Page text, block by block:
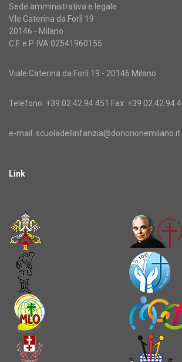
Sede amministrativa e legale
V.le Caterina da Forlì 19
20146 - Milano
C.F. e P. IVA 02541960155
Viale Caterina da Forlì 19 - 20146 Milano
Telefono: +39 02.42.94.451 Fax: +39
e-mail: scuoladellinfanzia@donorionemilano.it
Link